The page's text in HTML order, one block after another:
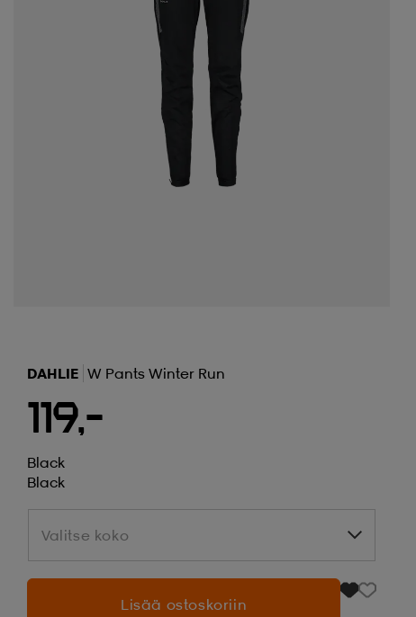
DAHLIE W Pants Winter Run
119,-
Black
Black
Valitse koko
Valitse koko
Lisää ostoskoriin